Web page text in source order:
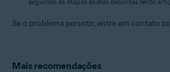
Se o problema persistir, entre em contato
Mais recomendações